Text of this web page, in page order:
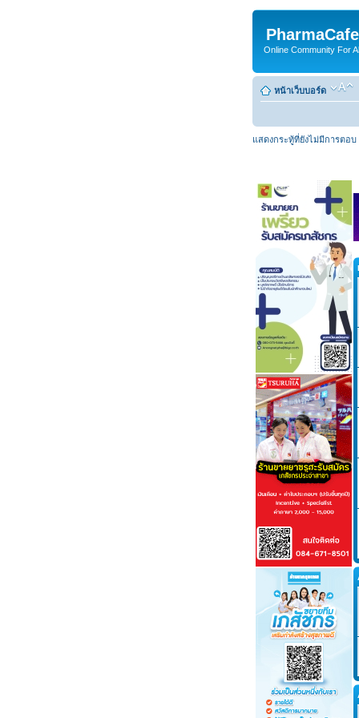
Online Community For
หน้าเว็บบอร์ด
แสดงกระทู้ที่ยังไม่มีการตอบ